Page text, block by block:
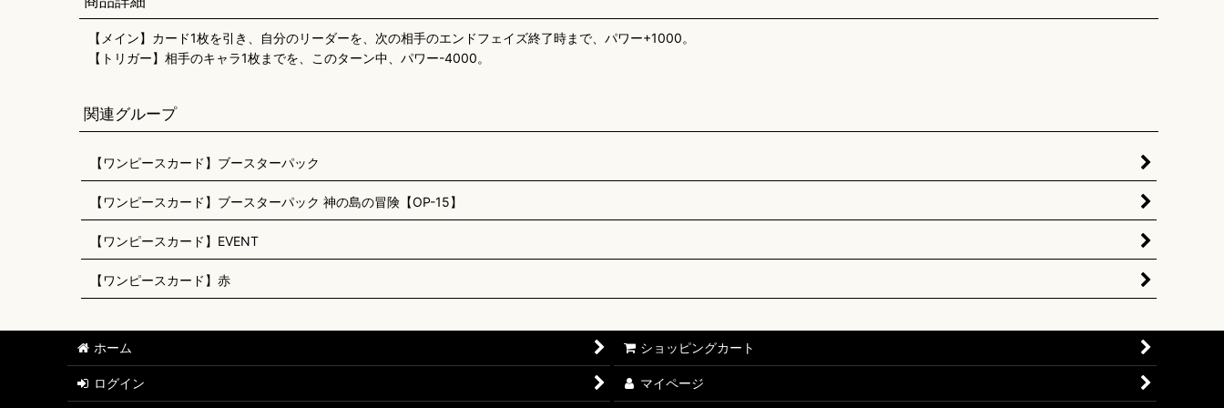
【メイン】カード1枚を引き、自分のリーダーを、次の相手のエンドフェイズ終了時まで、パワー+1000。
【トリガー】相手のキャラ1枚までを、このターン中、パワー-4000。
関連グループ
【ワンピースカード】ブースターパック
【ワンピースカード】ブースターパック 神の島の冒険【OP-15】
【ワンピースカード】EVENT
【ワンピースカード】赤
ホーム ショッピングカート
ログイン マイページ